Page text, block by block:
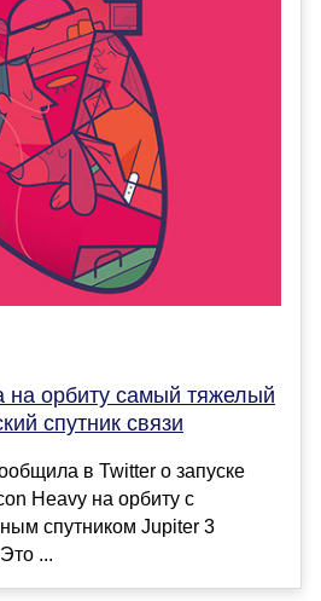
на орбиту самый тяжелый
спутник связи
в Twitter о запуске
Heavy на орбиту с
спутником Jupiter 3
...